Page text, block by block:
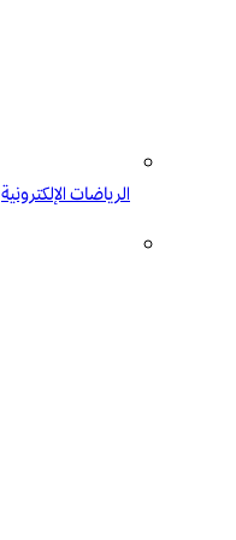
الرياضات الإلكترونية